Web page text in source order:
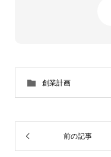
創業計画
前の記事